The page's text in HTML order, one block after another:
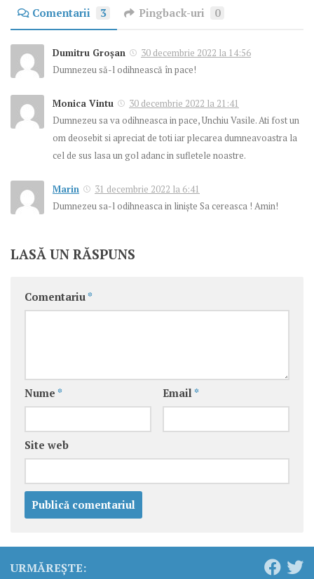
Comentarii 3 Pingback-uri 0
Dumitru Groșan
30 decembrie 2022 la 14:56
Dumnezeu să-l odihnească în pace!
Monica Vintu
30 decembrie 2022 la 21:41
Dumnezeu sa va odihneasca in pace, Unchiu Vasile. Ati fost un
om deosebit si apreciat de toti iar plecarea dumneavoastra la
cel de sus lasa un gol adanc in sufletele noastre.
Marin
31 decembrie 2022 la 6:41
Dumnezeu sa-l odihneasca in liniște Sa cereasca ! Amin!
LASĂ UN RĂSPUNS
Comentariu *
Nume * Email *
Site web
URMĂREȘTE: